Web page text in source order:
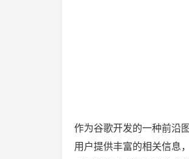
作为谷歌开发的一种前沿
用户提供丰富的相关信息